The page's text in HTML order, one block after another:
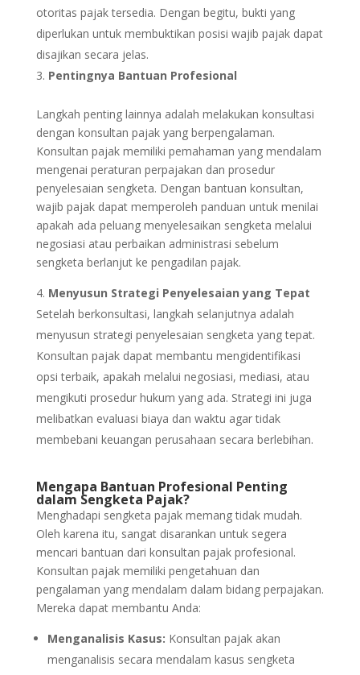
otoritas pajak tersedia. Dengan begitu, bukti yang
diperlukan untuk membuktikan posisi wajib pajak dapat
disajikan secara jelas.
Pentingnya Bantuan Profesional
Langkah penting lainnya adalah melakukan konsultasi
dengan konsultan pajak yang berpengalaman.
Konsultan pajak memiliki pemahaman yang mendalam
mengenai peraturan perpajakan dan prosedur
penyelesaian sengketa. Dengan bantuan konsultan,
wajib pajak dapat memperoleh panduan untuk menilai
apakah ada peluang menyelesaikan sengketa melalui
negosiasi atau perbaikan administrasi sebelum
sengketa berlanjut ke pengadilan pajak.
Menyusun Strategi Penyelesaian yang Tepat
Setelah berkonsultasi, langkah selanjutnya adalah
menyusun strategi penyelesaian sengketa yang tepat.
Konsultan pajak dapat membantu mengidentifikasi
opsi terbaik, apakah melalui negosiasi, mediasi, atau
mengikuti prosedur hukum yang ada. Strategi ini juga
melibatkan evaluasi biaya dan waktu agar tidak
membebani keuangan perusahaan secara berlebihan.
Mengapa Bantuan Profesional Penting
dalam Sengketa Pajak?
Menghadapi sengketa pajak memang tidak mudah.
Oleh karena itu, sangat disarankan untuk segera
mencari bantuan dari konsultan pajak profesional.
Konsultan pajak memiliki pengetahuan dan
pengalaman yang mendalam dalam bidang perpajakan.
Mereka dapat membantu Anda:
Menganalisis Kasus: Konsultan pajak akan
menganalisis secara mendalam kasus sengketa